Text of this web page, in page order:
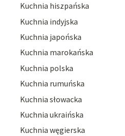
Kuchnia hiszpańska
Kuchnia indyjska
Kuchnia japońska
Kuchnia marokańska
Kuchnia polska
Kuchnia rumuńska
Kuchnia słowacka
Kuchnia ukraińska
Kuchnia węgierska